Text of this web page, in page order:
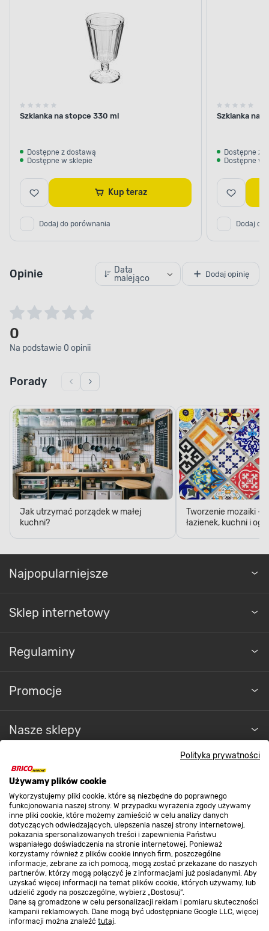
Polityka prywatności
Używamy plików cookie
Wykorzystujemy pliki cookie, które są niezbędne do poprawnego
funkcjonowania naszej strony. W przypadku wyrażenia zgody używamy
inne pliki cookie, które możemy zamieścić w celu analizy danych
dotyczących odwiedzających, ulepszenia naszej strony internetowej,
pokazania spersonalizowanych treści i zapewnienia Państwu
wspaniałego doświadczenia na stronie internetowej. Ponieważ
korzystamy również z plików cookie innych firm, poszczególne
informacje, zebrane za ich pomocą, mogą zostać przekazane do naszych
partnerów, którzy mogą połączyć je z informacjami już posiadanymi. Aby
uzyskać więcej informacji na temat plików cookie, których używamy, lub
udzielić zgody na poszczególne, wybierz „Dostosuj”.
Dane są gromadzone w celu personalizacji reklam i pomiaru skuteczności
kampanii reklamowych. Dane mogą być udostępniane Google LLC, więcej
informacji można znaleźć tutaj.
Szklanka na stopce 330 ml
Dostępne z dostawą
Dostępne w sklepie
Kup teraz
Dodaj do porównania
Szklanka na
Dostępne z
Dostępne w
Dodaj do
Opinie
Data
malejąco
Dodaj opinię
0
Na podstawie 0 opinii
Porady
Jak utrzymać porządek w małej
kuchni?
Tworzenie mozaiki -
łazienek, kuchni i
Najpopularniejsze
Sklep internetowy
Regulaminy
Promocje
Nasze sklepy
O nas
Kontakt do sklepu
Strefa biznesu
Dołącz do nas